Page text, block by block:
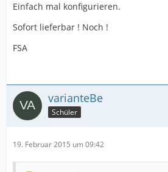
Einfach mal konfigurieren.
Sofort lieferbar ! Noch !
FSA
varianteBe
Schüler
19. Februar 2015 um 09:42